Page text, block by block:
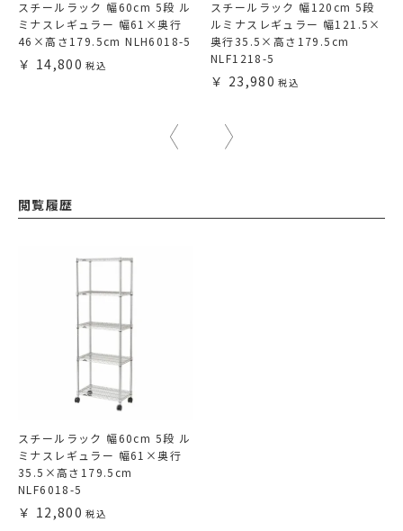
スチールラック 幅60cm 5段 ル
ミナスレギュラー 幅61×奥行
46×高さ179.5cm NLH6018-5
14,800
スチールラック 幅120cm 5段
ルミナスレギュラー 幅121.5×
奥行35.5×高さ179.5cm
NLF1218-5
23,980
閲覧履歴
スチールラック 幅60cm 5段 ル
ミナスレギュラー 幅61×奥行
35.5×高さ179.5cm
NLF6018-5
12,800